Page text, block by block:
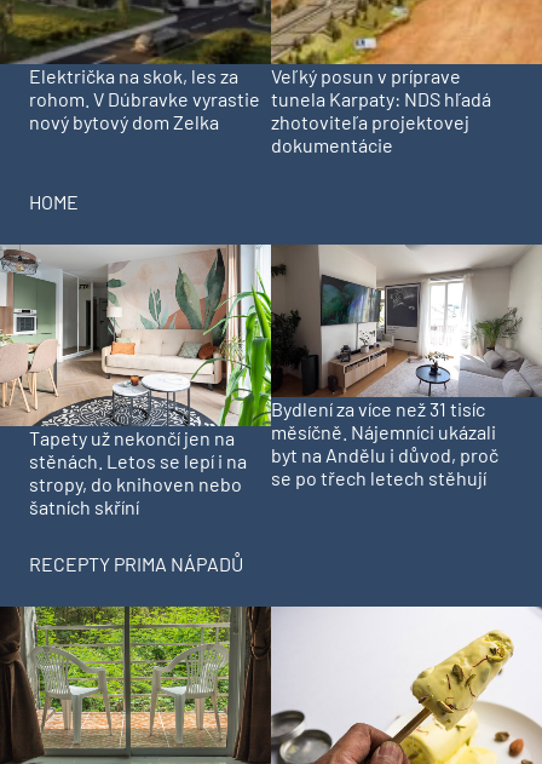
Električka na skok, les za
rohom. V Dúbravke vyrastie
nový bytový dom Zelka
Veľký posun v príprave
tunela Karpaty: NDS hľadá
zhotoviteľa projektovej
dokumentácie
HOME
Tapety už nekončí jen na
stěnách. Letos se lepí i na
stropy, do knihoven nebo
šatních skříní
Bydlení za více než 31 tisíc
měsíčně. Nájemníci ukázali
byt na Andělu i důvod, proč
se po třech letech stěhují
RECEPTY PRIMA NÁPADŮ